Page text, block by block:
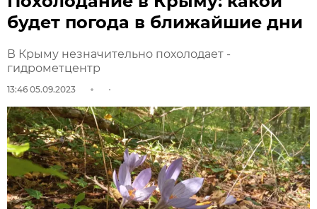
будет погода в ближайшие дни
В Крыму незначительно похолодает -
гидрометцентр
13:46 05.09.2023